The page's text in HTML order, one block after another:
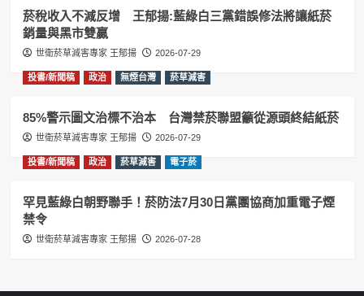
菸稅收入不減反增 王郁揚:藍綠白三黨錯誤修法將讓紙菸
銷量與黑市雙贏
世衛菸草減害專家 王郁揚 2026-07-29
投書/新聞稿 政治 無煙台灣 菸草減害
85%警示圖文治標不治本 台灣禁菸聯盟籲從源頭終結紙菸
世衛菸草減害專家 王郁揚 2026-07-29
投書/新聞稿 政治 菸草減害 電子菸
罕見藍綠白朝野聯手！菸防法7月30日黨團協商加重電子煙
禁令
世衛菸草減害專家 王郁揚 2026-07-28